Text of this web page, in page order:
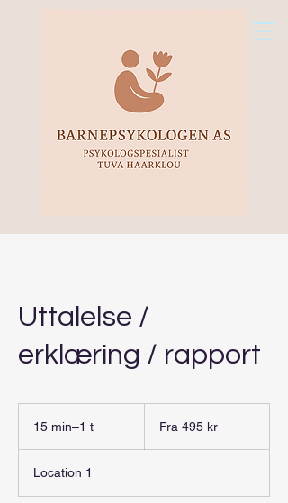
Uttalelse /
erklæring / rapport
15 min–1 t
n
norskeFra 495 kr
Location 1